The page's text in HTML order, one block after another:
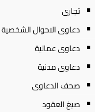
تجارى
دعاوى الاحوال الشخصية
دعاوى عمالية
دعاوى مدنية
صحف الدعاوى
صيغ العقود